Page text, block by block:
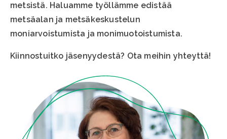
metsistä. Haluamme työllämme edistää
metsäalan ja metsäkeskustelun
moniarvoistumista ja monimuotoistumista.
Kiinnostuitko jäsenyydestä? Ota meihin yhteyttä!